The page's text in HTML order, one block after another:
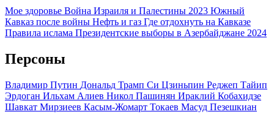
Мое здоровье Война Израиля и Палестины 2023 Южный
Кавказ после войны Нефть и газ Где отдохнуть на Кавказе
Правила ислама Президентские выборы в Азербайджане 2024
Персоны
Владимир Путин Дональд Трамп Си Цзиньпин Реджеп Тайип
Эрдоган Ильхам Алиев Никол Пашинян Ираклий Кобахидзе
Шавкат Мирзиеев Касым-Жомарт Токаев Масуд Пезешкиан